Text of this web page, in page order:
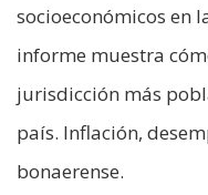
socioeconómicos en
informe muestra
jurisdicción más
país. Inflación,
bonaerense.